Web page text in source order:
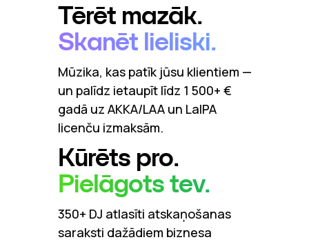
Tērēt mazāk.
Skanēt lieliski.
Mūzika, kas patīk jūsu klientiem —
un palīdz ietaupīt līdz 1 500+ €
gadā uz AKKA/LAA un LaIPA
licenču izmaksām.
Pielāgots tev.
Kūrēts pro.
350+ DJ atlasīti atskaņošanas
saraksti dažādiem biznesa